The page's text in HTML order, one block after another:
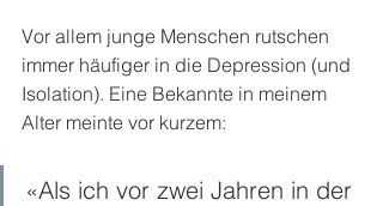
Vor allem junge Menschen rutschen
immer häufiger in die Depression (und
Isolation). Eine Bekannte in meinem
Alter meinte vor kurzem:
«Als ich vor zwei Jahren in der